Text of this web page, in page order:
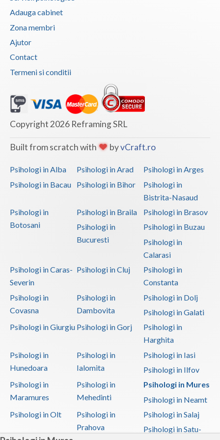
Interventie psihoterapeutica in teama de spatii... (1)
Interventie psihoterapeutica in ticuri (1)
Interventie psihoterapeutica in trichotilomanie (1)
Interventie psihoterapeutica in tulburarea de s... (1)
Interventie psihoterapeutica in tulburarea dism... (1)
Logoterapie in tulburarile de comunicare (1)
Psihodiagnostic si evaluare clinica (1)
Psihoterapie - Interventie psihoterapeutica in ... (1)
Psihoterapie - Interventie psihoterapeutica in ... (1)
Psihoterapie - Interventie psihoterapeutica in ... (1)
Psihoterapie - Interventie psihoterapeutica in ... (1)
Psihoterapie - Interventie psihoterapeutica in ... (1)
Psihoterapie - Interventie psihoterapeutica in ... (1)
Psihoterapie - Interventie psihoterapeutica in ... (1)
Psihoterapie - Interventie psihoterapeutica in ... (1)
Psihoterapie - Interventie psihoterapeutica in ... (1)
Psihoterapie - Interventie psihoterapeutica in ... (1)
Psihoterapie - Interventie psihoterapeutica in ... (1)
Psihoterapie - Interventie psihoterapeutica in ... (1)
Psihoterapie - Interventie psihoterapeutica in ... (1)
Psihoterapie suportiva (1)
Psihoterapie, asistenta si consultanta psihologica (1)
Psihoterapie- Interventie psihoterapeutica in b... (1)
Terapii de scurta durata (1)
Adauga cabinet
Zona membri
Ajutor
Contact
Termeni si conditii
Copyright 2026 Reframing SRL
Built from scratch with byvCraft.ro
Psihologi in Alba Psihologi in Arad
Psihologi in Arges
Psihologi in Bacau
Psihologi in Bihor
Psihologi in
Bistrita-Nasaud
Psihologi in
Botosani
Psihologi in Braila
Psihologi in Brasov
Psihologi in
Bucuresti
Psihologi in Buzau
Psihologi in
Calarasi
Psihologi in Caras-
Severin
Psihologi in Cluj
Psihologi in
Constanta
Psihologi in
Covasna
Psihologi in
Dambovita
Psihologi in Dolj
Psihologi in Galati
Psihologi in Giurgiu Psihologi in Gorj
Psihologi in
Harghita
Psihologi in
Hunedoara
Psihologi in
Ialomita
Psihologi in Iasi
Psihologi in Ilfov
Psihologi in
Maramures
Psihologi in
Mehedinti
Psihologi in Mures
Psihologi in Neamt
Psihologi in Olt
Psihologi in
Prahova
Psihologi in Salaj
Psihologi in Satu-